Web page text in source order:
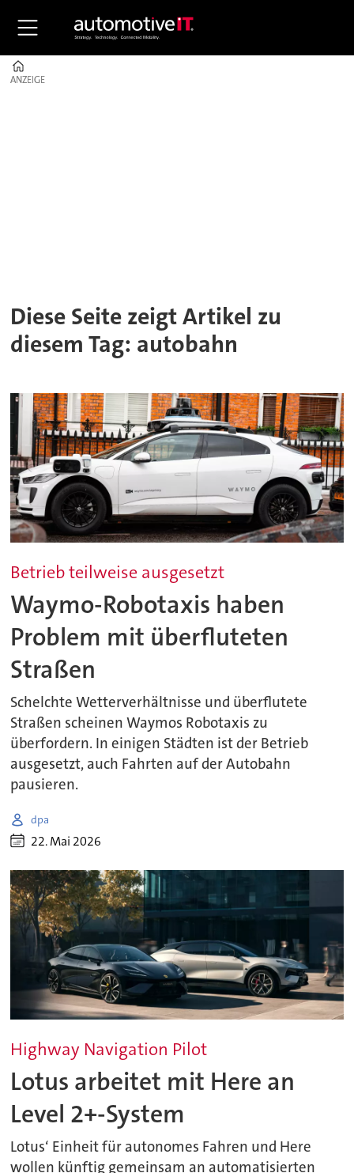
ANZEIGE
ANZEIGE
Diese Seite zeigt Artikel zu
diesem Tag: autobahn
Betrieb teilweise ausgesetzt
Waymo-Robotaxis haben
Problem mit überfluteten
Straßen
Schelchte Wetterverhältnisse und überflutete
Straßen scheinen Waymos Robotaxis zu
überfordern. In einigen Städten ist der Betrieb
ausgesetzt, auch Fahrten auf der Autobahn
pausieren.
dpa
22. Mai 2026
Highway Navigation Pilot
Lotus arbeitet mit Here an
Level 2+-System
Lotus‘ Einheit für autonomes Fahren und Here
wollen künftig gemeinsam an automatisierten